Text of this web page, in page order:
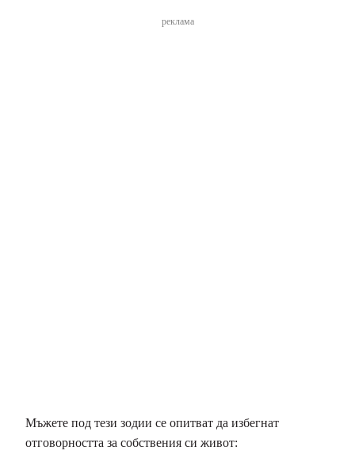
реклама
Мъжете под тези зодии се опитват да избегнат
отговорността за собствения си живот: